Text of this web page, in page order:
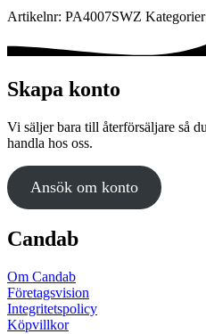
Artikelnr: PA4007SWZ
Skapa konto
Vi säljer bara till återförsäljare så
handla hos oss.
Ansök om konto
Candab
Om Candab
Företagsvision
Integritetspolicy
Köpvillkor